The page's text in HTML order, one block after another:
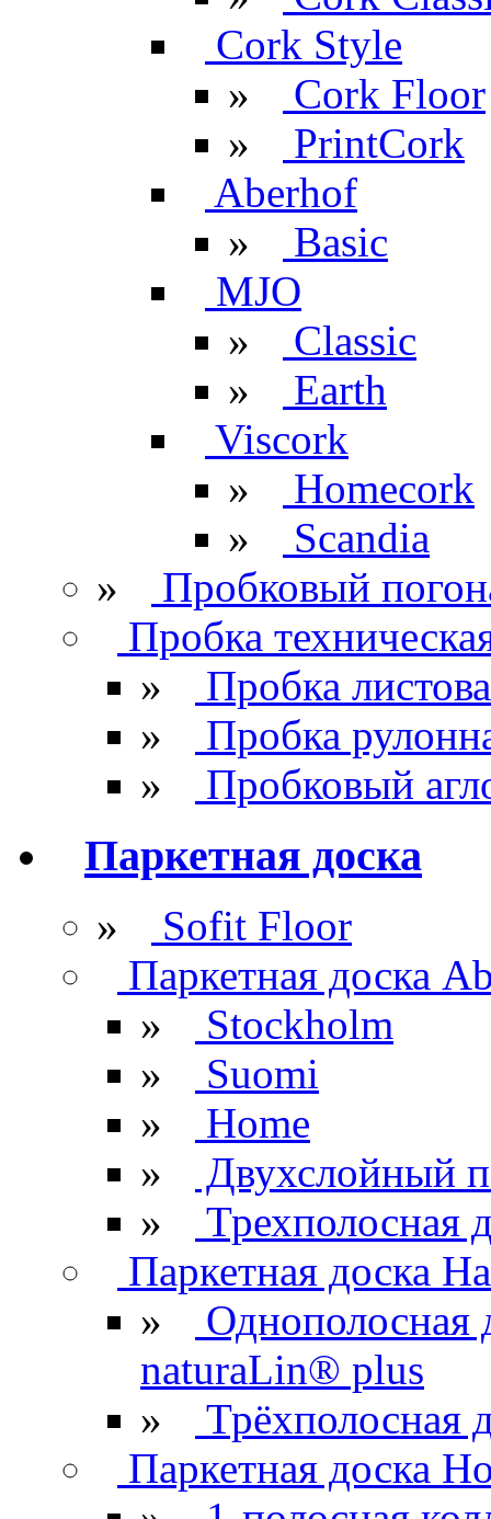
Cork Style
»
Cork Floor
»
PrintCork
Aberhof
»
Basic
MJO
»
Classic
»
Earth
Viscork
»
Homecork
»
Scandia
»
Пробковый
Пробка
»
Пробка
»
Пробка
»
Пробковый
Паркетная доска
»
Sofit Floor
Паркетная доска
»
Stockholm
»
Suomi
»
Home
»
Двухслойный
»
Трехполосная
Паркетная доска
»
Однополосная
naturaLin® plus
»
Трёхполосная
Паркетная доска